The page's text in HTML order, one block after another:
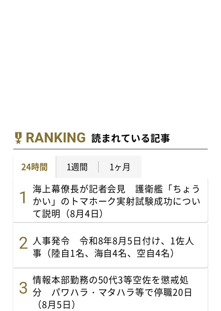
RANKING 読まれている記事
24時間 1週間 1ヶ月
海上幕僚長が記者会見 護衛艦「ちょう
かい」のトマホーク実射試験成功につい
て説明（8月4日）
人事発令 令和8年8月5日付け、1佐人
事（陸自1名、海自4名、空自4名）
情報本部勤務の50代3等空佐を懲戒処
分 パワハラ・マタハラ等で停職20日
（8月5日）